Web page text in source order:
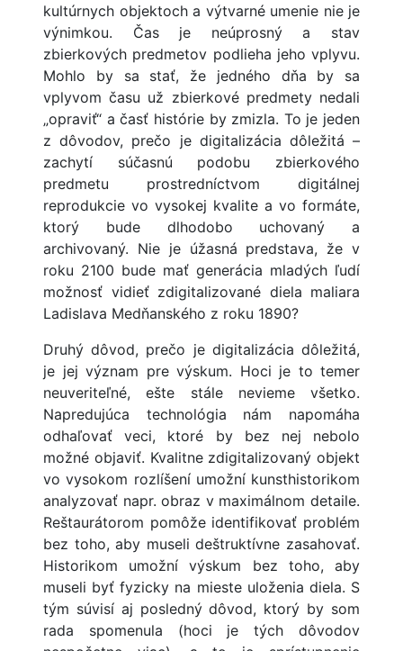
kultúrnych objektoch a výtvarné umenie nie je
výnimkou. Čas je neúprosný a stav
zbierkových predmetov podlieha jeho vplyvu.
Mohlo by sa stať, že jedného dňa by sa
vplyvom času už zbierkové predmety nedali
„opraviť“ a časť histórie by zmizla. To je jeden
z dôvodov, prečo je digitalizácia dôležitá –
zachytí súčasnú podobu zbierkového
predmetu prostredníctvom digitálnej
reprodukcie vo vysokej kvalite a vo formáte,
ktorý bude dlhodobo uchovaný a
archivovaný. Nie je úžasná predstava, že v
roku 2100 bude mať generácia mladých ľudí
možnosť vidieť zdigitalizované diela maliara
Ladislava Medňanského z roku 1890?
Druhý dôvod, prečo je digitalizácia dôležitá,
je jej význam pre výskum. Hoci je to temer
neuveriteľné, ešte stále nevieme všetko.
Napredujúca technológia nám napomáha
odhaľovať veci, ktoré by bez nej nebolo
možné objaviť. Kvalitne zdigitalizovaný objekt
vo vysokom rozlíšení umožní kunsthistorikom
analyzovať napr. obraz v maximálnom detaile.
Reštaurátorom pomôže identifikovať problém
bez toho, aby museli deštruktívne zasahovať.
Historikom umožní výskum bez toho, aby
museli byť fyzicky na mieste uloženia diela. S
tým súvisí aj posledný dôvod, ktorý by som
rada spomenula (hoci je tých dôvodov